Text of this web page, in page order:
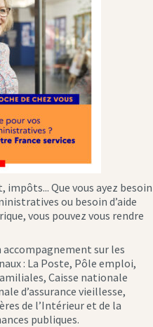
Que vous ayez besoin
ou besoin d’aide
vous pouvez vous rendre
accompagnement sur les
: La Poste, Pôle emploi,
Caisse nationale
d’assurance vieillesse,
de l’Intérieur et de la
publiques.